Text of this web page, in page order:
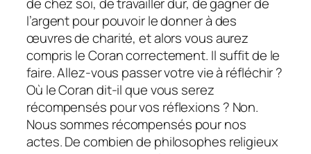
l’argent pour pouvoir le donner à des
œuvres de charité, et alors vous aurez
compris le Coran correctement. Il suffit de le
faire. Allez-vous passer votre vie à réfléchir ?
Où le Coran dit-il que vous serez
récompensés pour vos réflexions ? Non.
Nous sommes récompensés pour nos
actes. De combien de philosophes religieux